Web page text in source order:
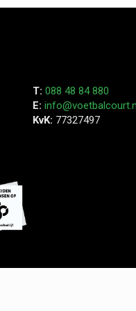
T: 088 48 84 880
E:
KvK: 77327497